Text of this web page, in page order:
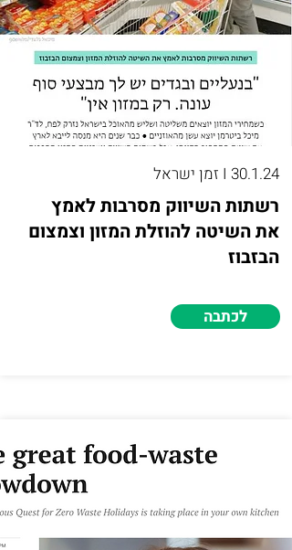
30.1.24 I זמן ישראל
רשתות השיווק מסרבות לאמץ
את השיטה להוזלת המזון וצמצום
הבזבוז
לכתבה